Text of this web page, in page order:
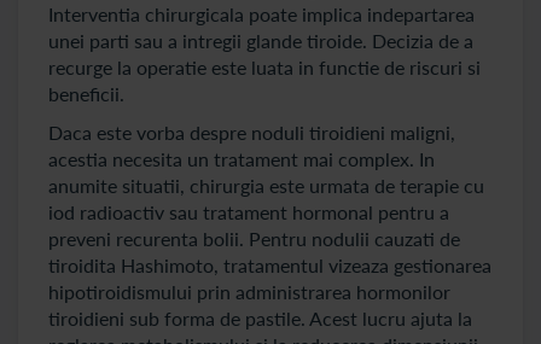
Interventia chirurgicala poate implica indepartarea
unei parti sau a intregii glande tiroide. Decizia de a
recurge la operatie este luata in functie de riscuri si
beneficii.
Daca este vorba despre noduli tiroidieni maligni,
acestia necesita un tratament mai complex. In
anumite situatii, chirurgia este urmata de terapie cu
iod radioactiv sau tratament hormonal pentru a
preveni recurenta bolii. Pentru nodulii cauzati de
tiroidita Hashimoto, tratamentul vizeaza gestionarea
hipotiroidismului prin administrarea hormonilor
tiroidieni sub forma de pastile. Acest lucru ajuta la